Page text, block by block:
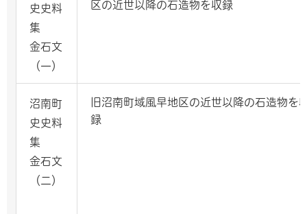
史史料
集
金石文
（一）
区の近世以降の石造物を収録
沼南町
史史料
集
金石文
（二）
旧沼南町域風早地区の近世以降の石造物を
録